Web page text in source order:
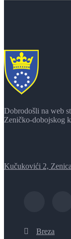
Dobrodošli na web
Zeničko-dobojskog
Kučukovići 2, Zenica
Breza